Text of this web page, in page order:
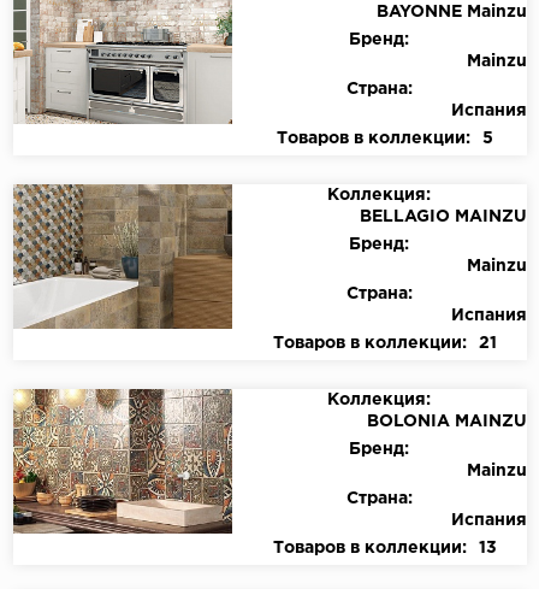
BAYONNE Mainzu
Бренд:
Mainzu
Страна:
Испания
Товаров в коллекции:
5
Коллекция:
BELLAGIO MAINZU
Бренд:
Mainzu
Страна:
Испания
Товаров в коллекции:
21
Коллекция:
BOLONIA MAINZU
Бренд:
Mainzu
Страна:
Испания
Товаров в коллекции:
13